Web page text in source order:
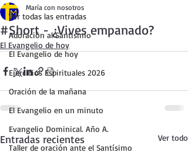
Ver todas las entradas
Adoración al Santísimo
El Evangelio de hoy
Ejercicios Espirituales 2026
Oración de la mañana
El Evangelio en un minuto
Evangelio Dominical. Año A.
Taller de oración ante el Santísimo
#Short - ¿Vives empanado?
María con nosotros
El Evangelio de hoy
Entradas recientes Ver todo